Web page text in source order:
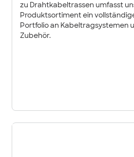
zu Drahtkabeltrassen umfasst
Produktsortiment ein
Portfolio an Kabeltragsystemen
Zubehör.